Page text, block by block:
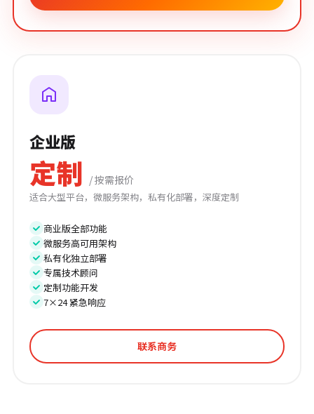
企业版
定制 / 按需报价
适合大型平台，微服务架构，私有化部署，深度定制
商业版全部功能
微服务高可用架构
私有化独立部署
专属技术顾问
定制功能开发
7×24 紧急响应
联系商务